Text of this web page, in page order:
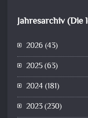
Jahresarchiv (Die
2026 (43)
2025(63)
2024(181)
2023(230)